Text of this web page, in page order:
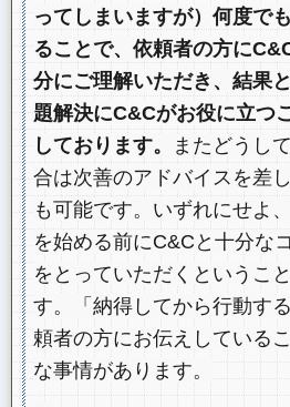
ってしまいますが）何度で
ることで、依頼者の方に
分にご理解いただき、結果
題解決にC&Cがお役に立つ
しております。
またどうし
合は次善のアドバイスを差
も可能です。いずれにせよ
を始める前にC&Cと十分な
をとっていただくというこ
す。「納得してから行動す
頼者の方にお伝えしている
な事情があります。